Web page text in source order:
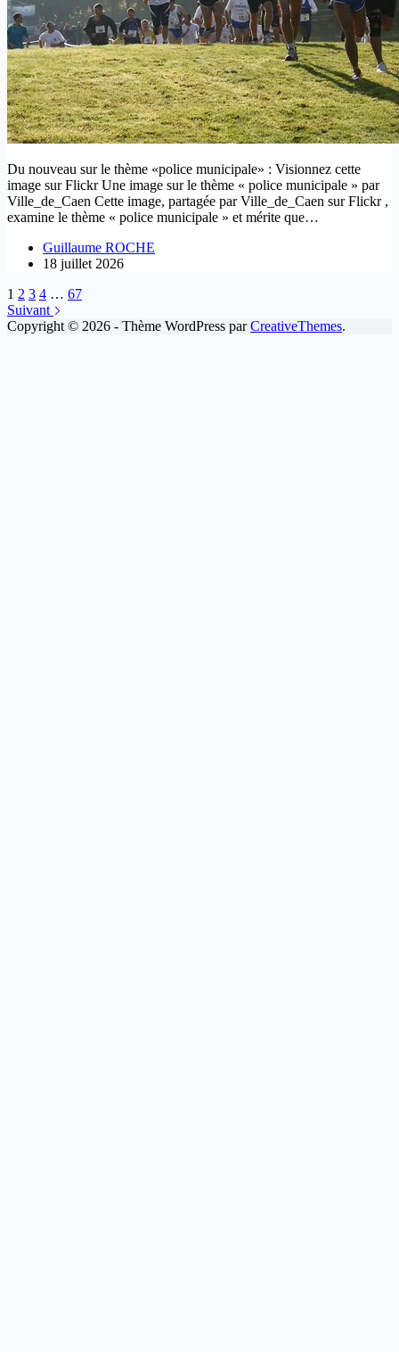
Du nouveau sur le thème «police municipale» : Visionnez cette
image sur Flickr Une image sur le thème « police municipale » par
Ville_de_Caen Cette image, partagée par Ville_de_Caen sur Flickr ,
examine le thème « police municipale » et mérite que…
Guillaume ROCHE
18 juillet 2026
1 2 3 4 … 67
Suivant
Copyright © 2026 - Thème WordPress parCreativeThemes.